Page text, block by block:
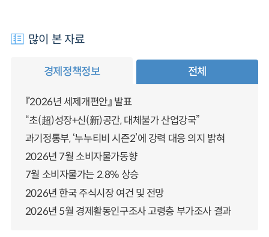
많이 본 자료
경제정책정보 전체
『2026년 세제개편안』 발표
“초(超)성장+신(新)공간, 대체불가 산업강국”
과기정통부, ‘누누티비 시즌2’에 강력 대응 의지 밝혀
2026년 7월 소비자물가동향
7월 소비자물가는 2.8% 상승
2026년 한국 주식시장 여건 및 전망
2026년 5월 경제활동인구조사 고령층 부가조사 결과